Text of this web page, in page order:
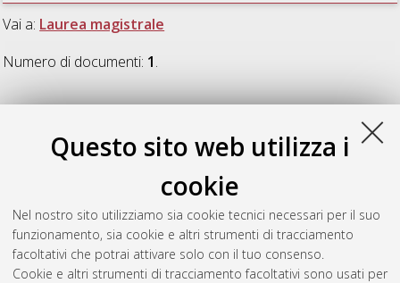
Questo sito web utilizza i
cookie
Nel nostro sito utilizziamo sia cookie tecnici necessari per il suo
funzionamento, sia cookie e altri strumenti di tracciamento
facoltativi che potrai attivare solo con il tuo consenso.
Cookie e altri strumenti di tracciamento facoltativi sono usati per
Vai a: Laurea magistrale
Numero di documenti: 1.
Laurea magistrale
Chandrasekaran, Deepthi Priya
Effects of Respiration, Body orientation and Heart rate on Body
Università di Bologna, Corso di Studio inBiomedical
engineering [LM-DM270] - Cesena, Documento full-text non
disponibile